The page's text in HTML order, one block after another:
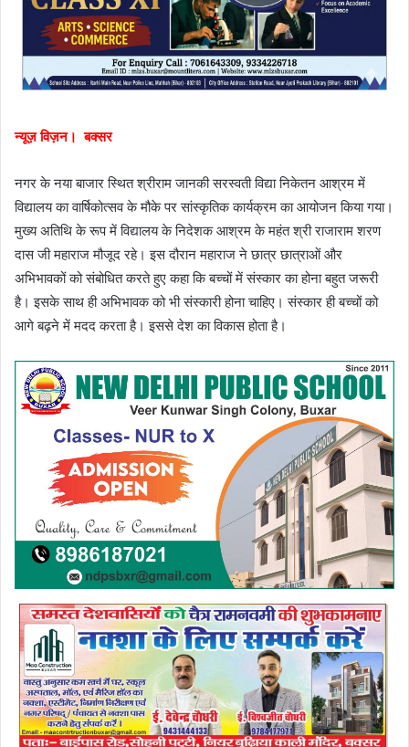
न्यूज़ विज़न। बक्सर
नगर के नया बाजार स्थित श्रीराम जानकी सरस्वती विद्या निकेतन आश्रम में
विद्यालय का वार्षिकोत्सव के मौके पर सांस्कृतिक कार्यक्रम का आयोजन किया गया।
मुख्य अतिथि के रूप में विद्यालय के निदेशक आश्रम के महंत श्री राजाराम शरण
दास जी महाराज मौजूद रहे। इस दौरान महाराज ने छात्र छात्राओं और
अभिभावकों को संबोधित करते हुए कहा कि बच्चों में संस्कार का होना बहुत जरूरी
है। इसके साथ ही अभिभावक को भी संस्कारी होना चाहिए। संस्कार ही बच्चों को
आगे बढ़ने में मदद करता है। इससे देश का विकास होता है।